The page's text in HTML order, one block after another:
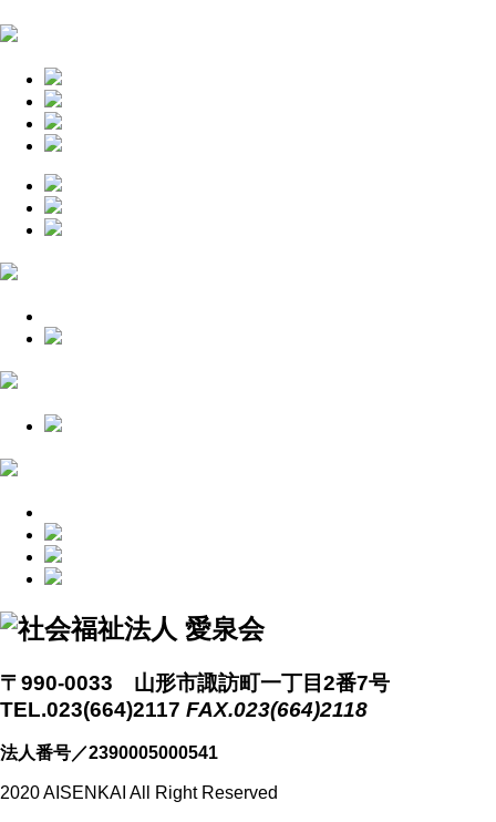
〒990-0033 山形市諏訪町一丁目2番7号
TEL.023(664)2117 FAX.023(664)2118
法人番号／2390005000541
2020 AISENKAI All Right Reserved